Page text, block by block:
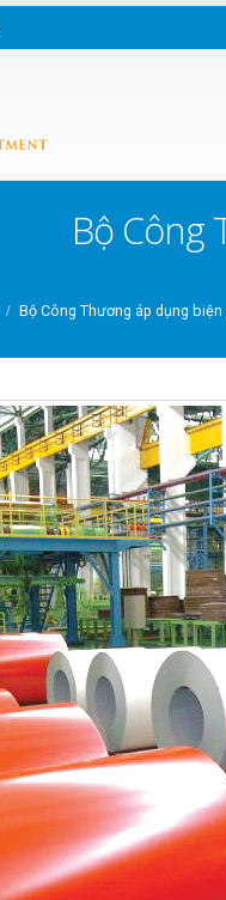
Bộ Công
Bộ Công Thương áp dụng